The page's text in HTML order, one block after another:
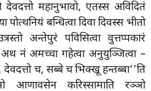
देवदत्तो महानुभावो, एतस्स अविदितं
पोत्थनियं बन्धित्वा दिवा दिवस्स भीतो
अन्तेपुरं पविसित्वा वुत्तप्पकारं
नं अमच्चा गहेत्वा अनुयुञ्जित्वा –
देवदत्तो च, सब्बे च भिक्खू हन्तब्बा’’ति
आणावसेन करिस्सामाति रञ्ञो